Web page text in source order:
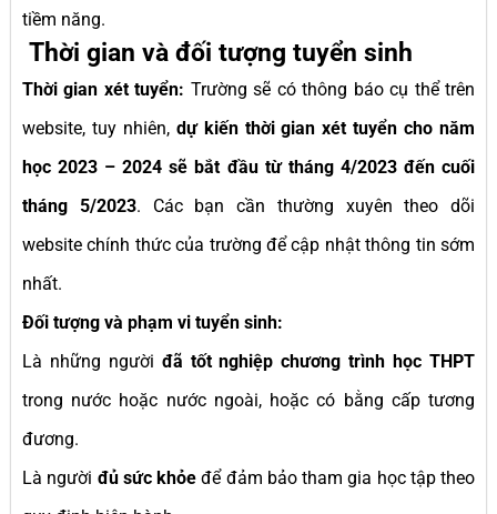
tiềm năng.
Thời gian và đối tượng tuyển sinh
Thời gian xét tuyển: Trường sẽ có thông báo cụ thể trên
website, tuy nhiên, dự kiến thời gian xét tuyển cho năm
học 2023 – 2024 sẽ bắt đầu từ tháng 4/2023 đến cuối
tháng 5/2023. Các bạn cần thường xuyên theo dõi
website chính thức của trường để cập nhật thông tin sớm
nhất.
Đối tượng và phạm vi tuyển sinh:
Là những người đã tốt nghiệp chương trình học THPT
trong nước hoặc nước ngoài, hoặc có bằng cấp tương
đương.
Là người đủ sức khỏe để đảm bảo tham gia học tập theo